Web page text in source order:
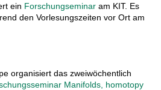
ein Forschungseminaram KIT. Es
den Vorlesungszeiten vor Ort am
organisiert das zweiwöchentlich
Manifolds, homotopy